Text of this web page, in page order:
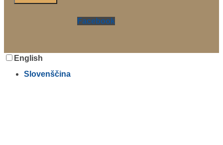
Facebook
English
Slovenščina